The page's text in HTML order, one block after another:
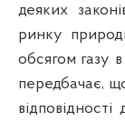
деяких
ринку
обсягом газу
передбачає,